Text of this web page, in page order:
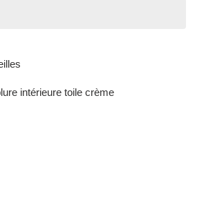
intérieure toile crème